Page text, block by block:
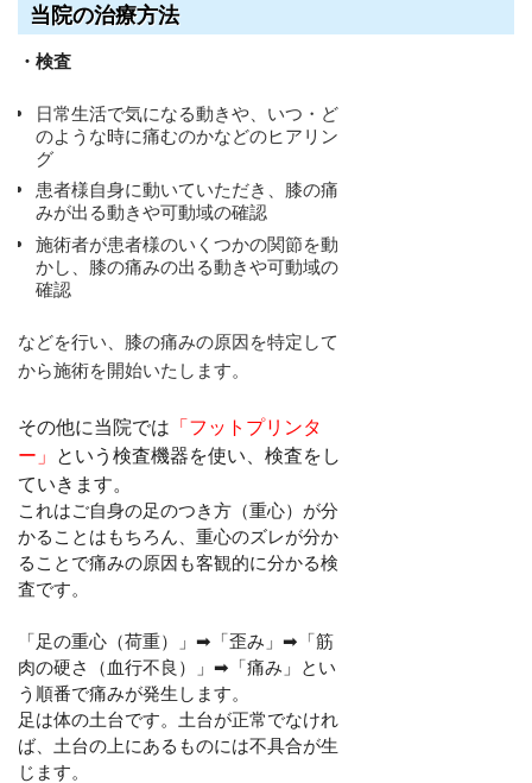
当院の治療方法
・検査
日常生活で気になる動きや、いつ・ど
のような時に痛むのかなどのヒアリン
グ
患者様自身に動いていただき、膝の痛
みが出る動きや可動域の確認
施術者が患者様のいくつかの関節を動
かし、膝の痛みの出る動きや可動域の
確認
などを行い、膝の痛みの原因を特定して
から施術を開始いたします。
その他に当院では 「フットプリンタ
ー」 という検査機器を使い、検査をし
ていきます。
これはご自身の足のつき方 （重心） が分
かることはもちろん、重心のズレが分か
ることで痛みの原因も客観的に分かる検
査です。
「足の重心（荷重）」➡「歪み」➡「筋
肉の硬さ（血行不良）」➡「痛み」とい
う順番で痛みが発生します。
足は体の土台です。土台が正常でなけれ
ば、土台の上にあるものには不具合が生
じます。